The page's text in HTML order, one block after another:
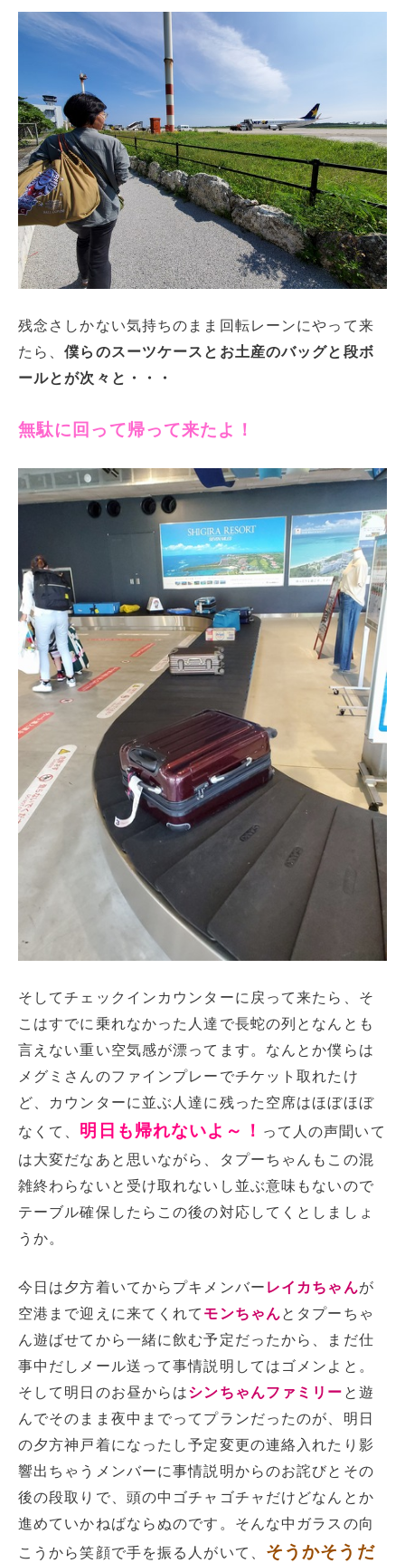
残念さしかない気持ちのまま回転レーンにやって来
たら、僕らのスーツケースとお土産のバッグと段ボ
ールとが次々と・・・
無駄に回って帰って来たよ！
そしてチェックインカウンターに戻って来たら、そ
こはすでに乗れなかった人達で長蛇の列となんとも
言えない重い空気感が漂ってます。なんとか僕らは
メグミさんのファインプレーでチケット取れたけ
ど、カウンターに並ぶ人達に残った空席はほぼほぼ
なくて、 明日も帰れないよ～！ って人の声聞いて
は大変だなあと思いながら、タプーちゃんもこの混
雑終わらないと受け取れないし並ぶ意味もないので
テーブル確保したらこの後の対応してくとしましょ
うか。
今日は夕方着いてからプキメンバー レイカちゃんが
空港まで迎えに来てくれて モンちゃんとタプーちゃ
ん遊ばせてから一緒に飲む予定だったから、まだ仕
事中だしメール送って事情説明してはゴメンよと。
そして明日のお昼からはシンちゃんファミリー と遊
んでそのまま夜中までってプランだったのが、明日
の夕方神戸着になったし予定変更の連絡入れたり影
響出ちゃうメンバーに事情説明からのお詫びとその
後の段取りで、頭の中ゴチャゴチャだけどなんとか
進めていかねばならぬのです。そんな中ガラスの向
こうから笑顔で手を振る人がいて、 そうかそうだ